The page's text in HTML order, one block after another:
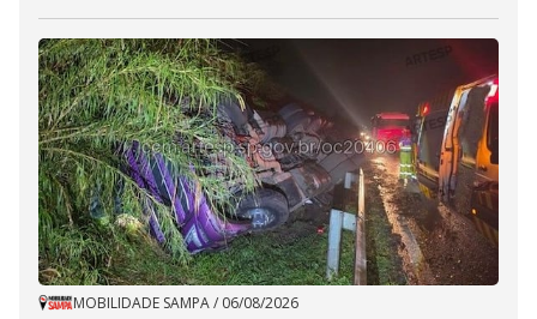
MOBILIDADE SAMPA/ 06/08/2026